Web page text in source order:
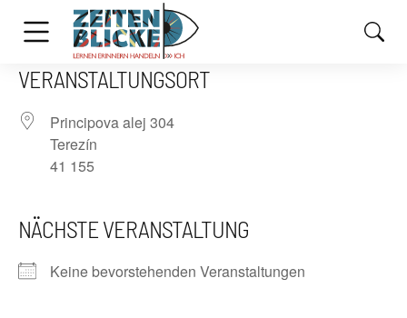
VERANSTALTUNGSORT
Principova alej 304
Terezín
41 155
NÄCHSTE VERANSTALTUNG
Keine bevorstehenden Veranstaltungen